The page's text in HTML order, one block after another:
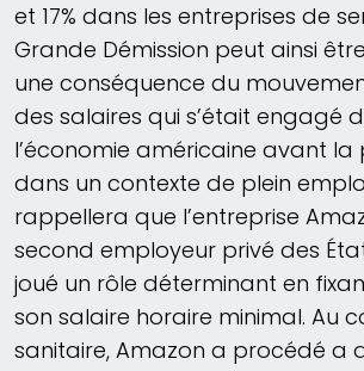
et 17% dans les entreprises de
Grande Démission peut ainsi
une conséquence du
des salaires qui s’était engagé
l’économie américaine avant la
dans un contexte de plein
rappellera que l’entreprise
second employeur privé des
joué un rôle déterminant en
son salaire horaire minimal. Au
sanitaire, Amazon a procédé a